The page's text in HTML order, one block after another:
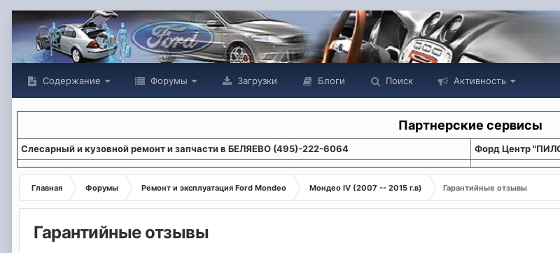
Содержание Форумы Загрузки Блоги Поиск Активность
Партнерские сервисы
Слесарный и кузовной ремонт и запчасти в БЕЛЯЕВО (495)-222-6064 Форд Центр
Главная Форумы Ремонт и эксплуатация Ford Mondeo Мондео IV (2007 -- 2015 г.в) Гарантийные отзывы
Гарантийные отзывы